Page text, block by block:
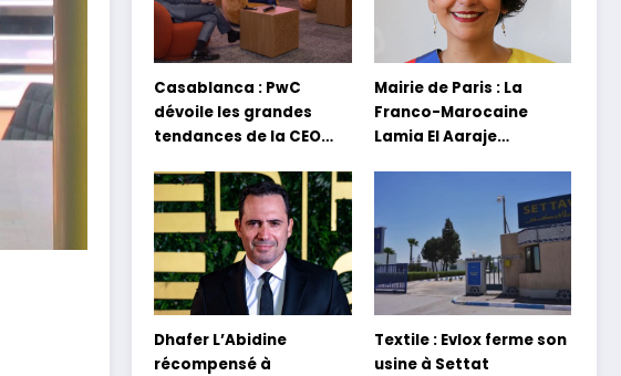
Casablanca : PwC
dévoile les grandes
tendances de la CEO
Mairie de Paris : La
Franco-Marocaine
Lamia El Aaraje
Dhafer L’Abidine
récompensé à
Textile : Evlox ferme son
usine à Settat